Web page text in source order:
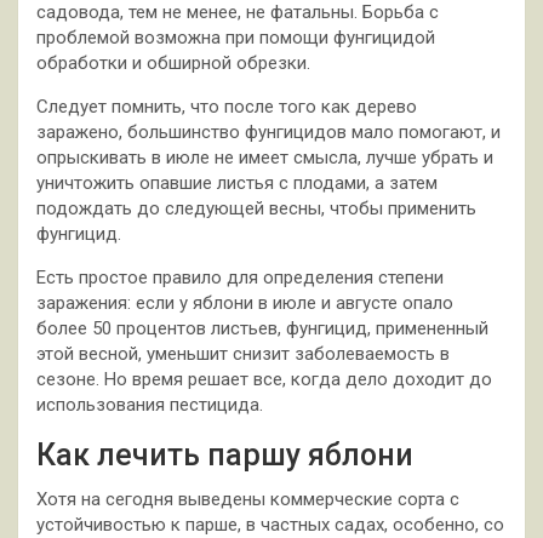
садовода, тем не менее, не фатальны. Борьба с
проблемой возможна при помощи фунгицидой
обработки и обширной обрезки.
Следует помнить, что после того как дерево
заражено, большинство фунгицидов мало помогают, и
опрыскивать в июле не имеет смысла, лучше убрать и
уничтожить опавшие листья с плодами, а затем
подождать до следующей весны, чтобы применить
фунгицид.
Есть простое правило для определения степени
заражения: если у яблони в июле и августе опало
более 50 процентов листьев, фунгицид, примененный
этой весной, уменьшит снизит заболеваемость в
сезоне. Но время решает все, когда дело доходит до
использования пестицида.
Как лечить паршу яблони
Хотя на сегодня выведены коммерческие сорта с
устойчивостью к парше, в частных садах, особенно, со